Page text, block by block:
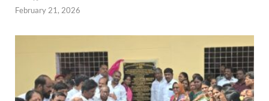
February 21, 2026